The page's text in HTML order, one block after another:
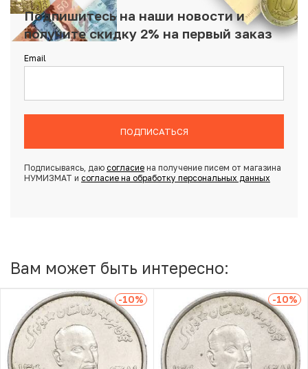
Подпишитесь на наши новости и
получите скидку 2% на первый заказ
Email
ПОДПИСАТЬСЯ
Подписываясь, даю согласиена получение писем от магазина
НУМИЗМАТ и согласие на обработку персональных данных
Вам может быть интересно:
-10% -10%